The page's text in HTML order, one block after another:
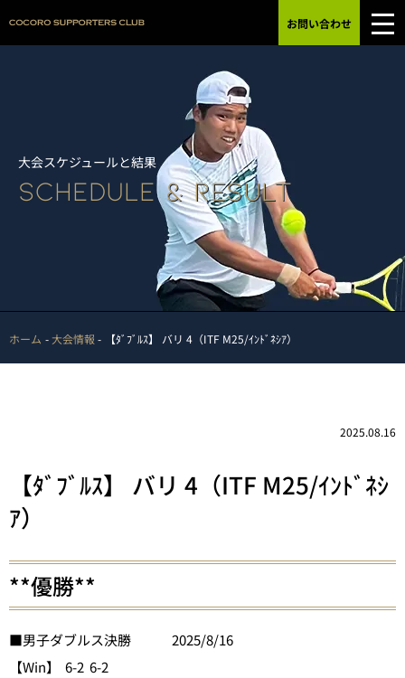
お問い合わせ
大会スケジュールと結果
SCHEDULE & RESULT
ホーム 大会情報 【ﾀﾞﾌﾞﾙｽ】 バリ 4（ITF M25/ｲﾝﾄﾞﾈｼｱ）
2025.08.16
【ﾀﾞﾌﾞﾙｽ】 バリ 4（ITF M25/ｲﾝﾄﾞﾈｼ
ｱ）
**優勝**
■男子ダブルス決勝 2025/8/16
【Win】 6-2 6-2